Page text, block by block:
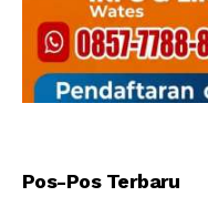
Pos-Pos Terbaru